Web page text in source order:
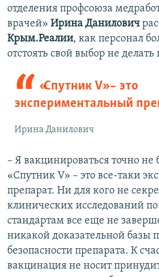
отделения профсоюза
врачей» Ирина Данилович
Крым.Реалии, как персонал
отстоять свой выбор не делать
«Спутник V» – это
экспериментальный
Ирина Данилович
– Я вакцинироваться точно не
«Спутник V» – это все-таки
препарат. Ни для кого не
клинических исследований
стандартам все еще не
никакой доказательной базы
безопасности препарата. К
вакцинация не носит